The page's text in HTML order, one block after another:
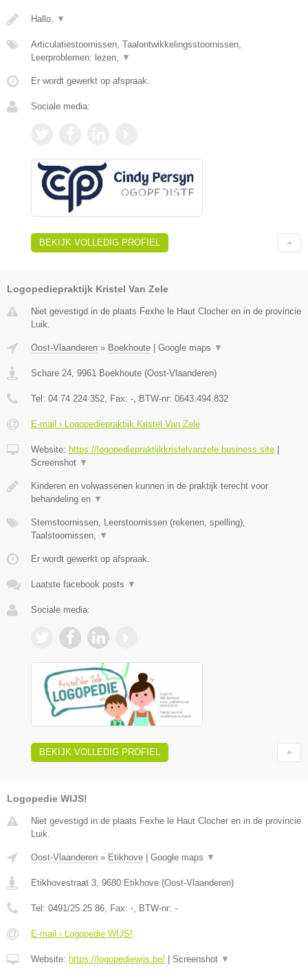
Hallo, ▼
Articulatiestoornissen, Taalontwikkelingsstoornissen,
Leerproblemen: lezen,
▼
Er wordt gewerkt op afspraak.
Sociale media:
BEKIJK VOLLEDIG PROFIEL
Logopediepraktijk Kristel Van Zele
Niet gevestigd in de plaats Fexhe le Haut Clocher en in de provincie
Luik.
Oost-Vlaanderen » Boekhoute Google maps ▼
Schare 24, 9961 Boekhoute (Oost-Vlaanderen)
Tel: 04 74 224 352, Fax: -, BTW-nr: 0643.494.832
E-mail › Logopediepraktijk Kristel Van Zele
Website: https://logopediepraktijkkristelvanzele.business.site
Screenshot ▼
Kinderen en volwassenen kunnen in de praktijk terecht voor
behandeling en ▼
Stemstoornissen, Leerstoornissen (rekenen, spelling),
Taalstoornissen, ▼
Er wordt gewerkt op afspraak.
Laatste facebook posts ▼
Sociale media:
BEKIJK VOLLEDIG PROFIEL
Logopedie WIJS!
Niet gevestigd in de plaats Fexhe le Haut Clocher en in de provincie
Luik.
Oost-Vlaanderen » Etikhove Google maps ▼
Etikhovestraat 3, 9680 Etikhove (Oost-Vlaanderen)
Tel: 0491/25 25 86, Fax: -, BTW-nr: -
E-mail › Logopedie WIJS!
Website: https://logopediewijs.be/ Screenshot ▼